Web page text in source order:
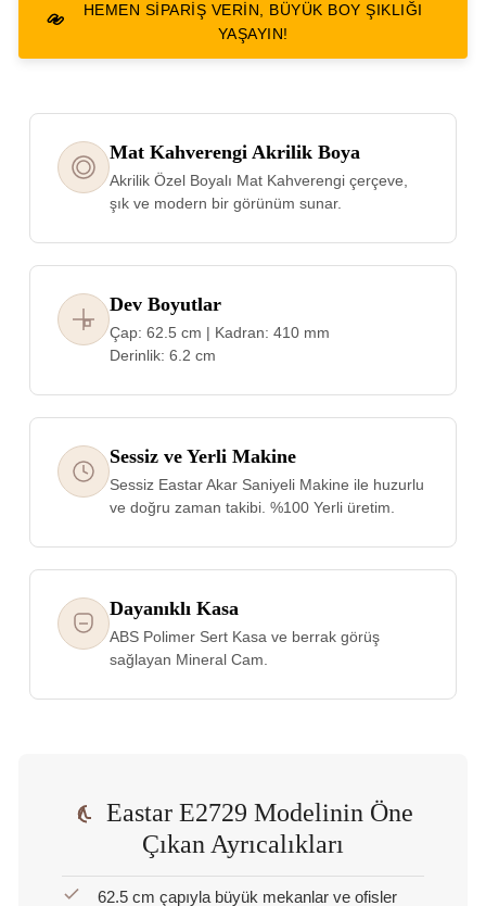
HEMEN SIPARIŞ VERIN, BÜYÜK BOY ŞIKLIĞI
YAŞAYIN!
Mat Kahverengi Akrilik Boya
Akrilik Özel Boyalı Mat Kahverengi çerçeve,
şık ve modern bir görünüm sunar.
Dev Boyutlar
Çap: 62.5 cm | Kadran: 410 mm
Derinlik: 6.2 cm
Sessiz ve Yerli Makine
Sessiz Eastar Akar Saniyeli Makine ile huzurlu
ve doğru zaman takibi. %100 Yerli üretim.
Dayanıklı Kasa
ABS Polimer Sert Kasa ve berrak görüş
sağlayan Mineral Cam.
Eastar E2729 Modelinin Öne
Çıkan Ayrıcalıkları
62.5 cm çapıyla büyük mekanlar ve ofisler